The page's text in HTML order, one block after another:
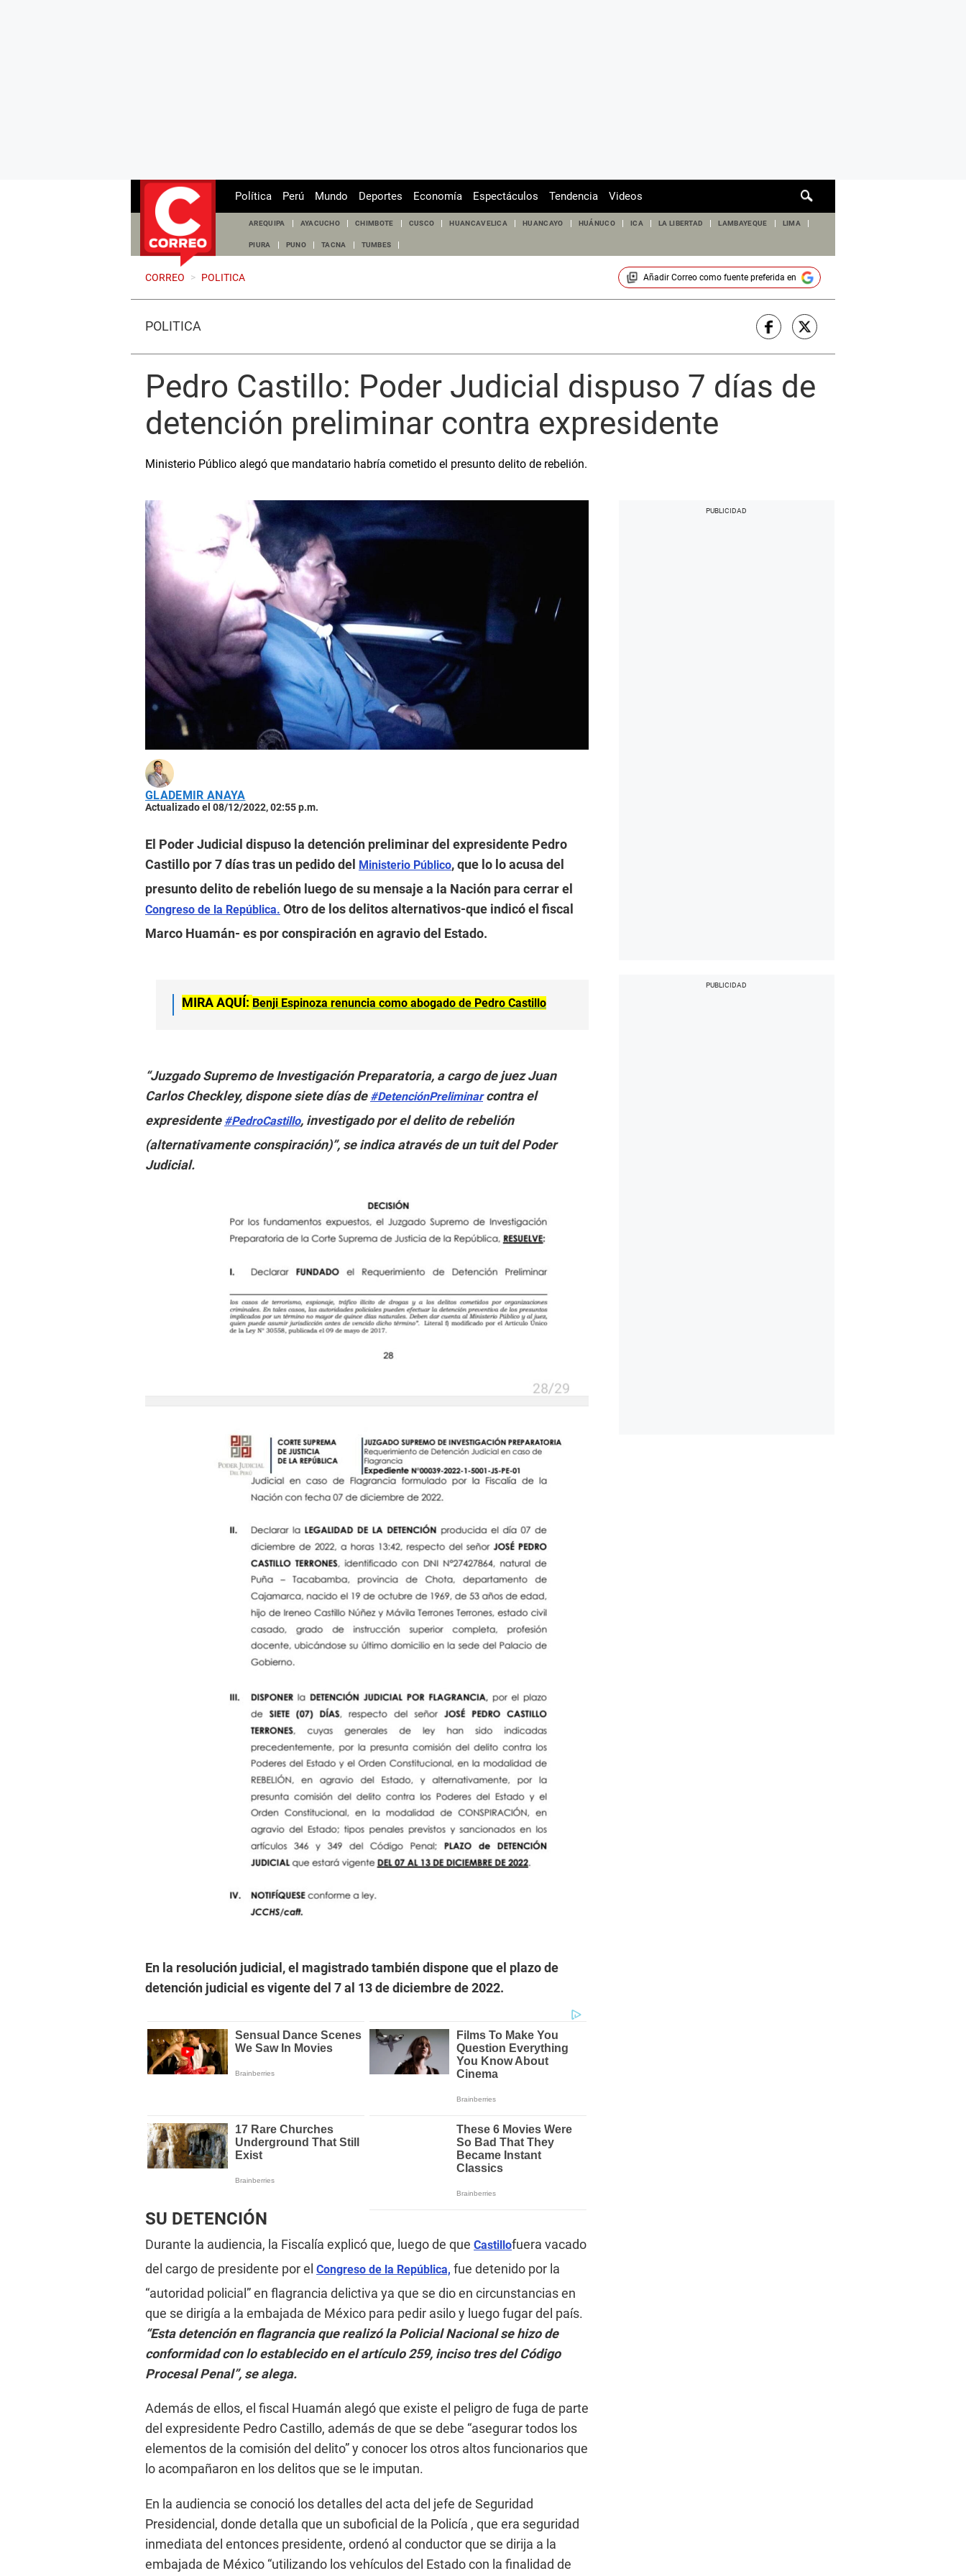
de
Política Perú Mundo Deportes Economía Espectáculos Tendencia Videos
AREQUIPA AYACUCHO CHIMBOTE CUSCO HUANCAVELICA HUANCAYO HUÁNUCO ICA LA LIBERTAD LAMBAYEQUE LIMA
PIURA PUNO TACNA TUMBES
CORREO > POLITICA Añadir Correocomo fuente preferida en
POLÍTICA
Pedro Castillo: Poder Judicial dispuso 7 días de
detención preliminar contra expresidente
Ministerio Público alegó que mandatario habría cometido el presunto delito de rebelión.
GLADEMIR ANAYA
Actualizado el 08/12/2022, 02:55 p.m.
El Poder Judicial dispuso la detención preliminar del expresidente Pedro
Castillo por 7 días tras un pedido del Ministerio Público, que lo lo acusa del
presunto delito de rebelión luego de su mensaje a la Nación para cerrar el
Congreso de la República. Otro de los delitos alternativos-que indicó el fiscal
Marco Huamán- es por conspiración en agravio del Estado.
MIRA AQUÍ: Benji Espinoza renuncia como abogado de Pedro Castillo
“Juzgado Supremo de Investigación Preparatoria, a cargo de juez Juan
Carlos Checkley, dispone siete días de #DetenciónPreliminarcontra el
expresidente #PedroCastillo, investigado por el delito de rebelión
(alternativamente conspiración)”, se indica através de un tuit del Poder
Judicial.
En la resolución judicial, el magistrado también dispone que el plazo de
detención judicial es vigente del 7 al 13 de diciembre de 2022.
SU DETENCIÓN
Durante la audiencia, la Fiscalía explicó que, luego de que Castillofuera vacado
del cargo de presidente por el Congreso de la República, fue detenido por la
“autoridad policial” en flagrancia delictiva ya que se dio en circunstancias en
que se dirigía a la embajada de México para pedir asilo y luego fugar del país.
“Esta detención en flagrancia que realizó la Policial Nacional se hizo de
conformidad con lo establecido en el artículo 259, inciso tres del Código
Procesal Penal”, se alega.
Además de ellos, el fiscal Huamán alegó que existe el peligro de fuga de parte
del expresidente Pedro Castillo, además de que se debe “asegurar todos los
elementos de la comisión del delito” y conocer los otros altos funcionarios que
lo acompañaron en los delitos que se le imputan.
En la audiencia se conoció los detalles del acta del jefe de Seguridad
Presidencial, donde detalla que un suboficial de la Policía , que era seguridad
inmediata del entonces presidente, ordenó al conductor que se dirija a la
embajada de México “utilizando los vehículos del Estado con la finalidad de